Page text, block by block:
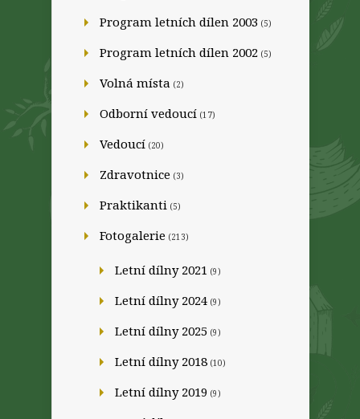
Program letních dílen 2003 (5)
Program letních dílen 2002 (5)
Volná místa (2)
Odborní vedoucí (17)
Vedoucí (20)
Zdravotnice (3)
Praktikanti (5)
Fotogalerie (213)
Letní dílny 2021 (9)
Letní dílny 2024 (9)
Letní dílny 2025 (9)
Letní dílny 2018 (10)
Letní dílny 2019 (9)